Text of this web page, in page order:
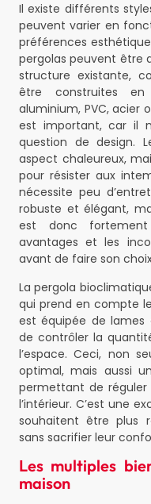
Il existe différents
peuvent varier en
préférences
pergolas peuvent être
structure existante,
être construites
aluminium, PVC, acier
est important, car il
question de design.
aspect chaleureux,
pour résister aux
nécessite peu
robuste et élégant,
est donc
avantages et les
avant de faire son
La pergola
qui prend en compte
est équipée de lames
de contrôler la
l’espace. Ceci, non
optimal, mais aussi
permettant de
l’intérieur. C’est une
souhaitent être plus
sans sacrifier leur
Les multiples
maison